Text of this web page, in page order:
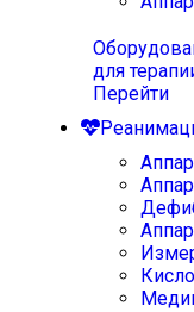
для
Перейти